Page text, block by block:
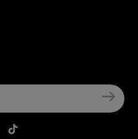
Kong
Hong Kong
Youtube
Belkin TikTok